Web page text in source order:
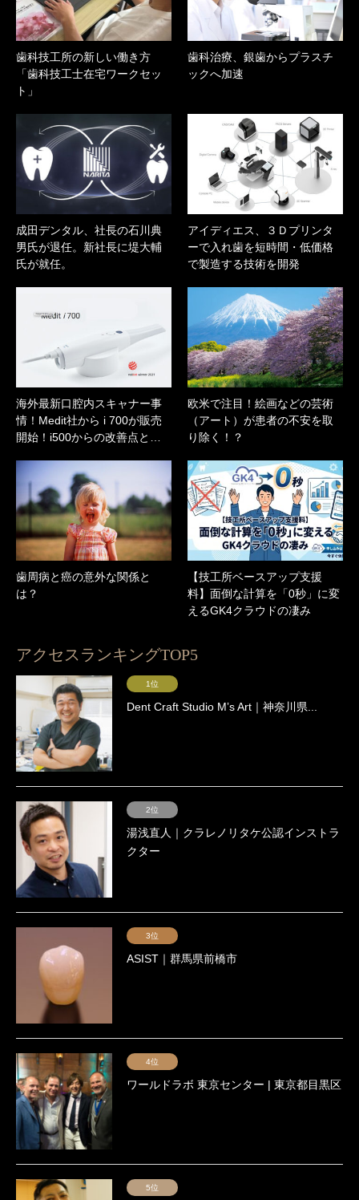
歯科技工所の新しい働き方
「歯科技工士在宅ワークセッ
ト」
歯科治療、銀歯からプラスチ
ックへ加速
成田デンタル、社長の石川典
男氏が退任。新社長に堤大輔
氏が就任。
アイディエス、３Ｄプリンタ
ーで入れ歯を短時間・低価格
で製造する技術を開発
海外最新口腔内スキャナー事
情！Medit社から i 700が販売
開始！i500からの改善点と…
欧米で注目！絵画などの芸術
（アート）が患者の不安を取
り除く！？
歯周病と癌の意外な関係と
は？
【技工所ベースアップ支援
料】面倒な計算を「0秒」に変
えるGK4クラウドの凄み
アクセスランキングTOP5
1位
Dent Craft Studio Mʼs Art｜神奈川県...
2位
湯浅直人｜クラレノリタケ公認インストラ
クター
3位
ASIST｜群馬県前橋市
4位
ワールドラボ 東京センター | 東京都目黒区
5位